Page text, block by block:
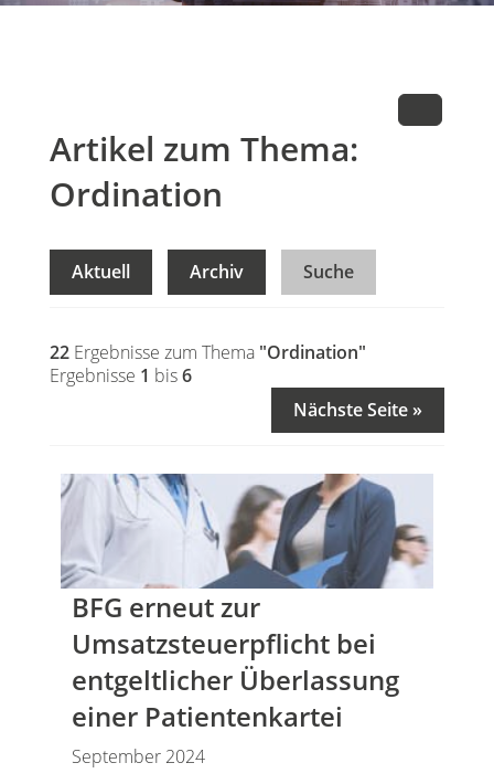
Artikel zum Thema:
Ordination
Aktuell Archiv Suche
22Ergebnisse zum Thema "Ordination"
Ergebnisse 1 bis6
Nächste Seite »
BFG erneut zur
Umsatzsteuerpflicht bei
entgeltlicher Überlassung
einer Patientenkartei
September 2024